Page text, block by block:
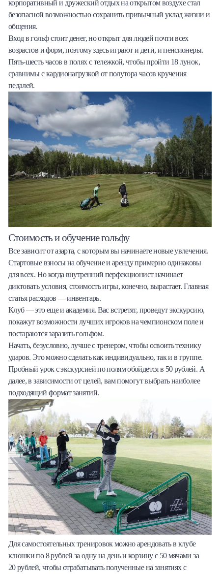
корпоративный и дружеский отдых на открытом воздухе стал
безопасной возможностью сохранить привычный уклад жизни и
общения.
Вход в гольф стоит денег, но открыт для людей почти всех
возрастов и форм, поэтому здесь играют и дети, и пенсионеры.
Пять-шесть часов в полях с тележкой, чтобы пройти 18 лунок,
сравнимы с кардионагрузкой от полутора часов кручения
педалей.
Стоимость и обучение гольфу
Все зависит от азарта, с которым вы начинаете новые увлечения.
Стартовые взносы на обучение и аренду примерно одинаковы
для всех. Но когда внутренний перфекционист начинает
диктовать условия, стоимость игры, конечно, вырастает. Главная
статья расходов — инвентарь.
Клуб — это еще и академия. Вас встретят, проведут экскурсию,
покажут возможности лучших игроков на чемпионском поле и
постараются заразить гольфом.
Начать, безусловно, лучше с тренером, чтобы освоить технику
ударов. Это можно сделать как индивидуально, так и в группе.
Пробный урок с экскурсией по полям обойдется в 50 рублей. А
далее, в зависимости от целей, вам помогут выбрать наиболее
подходящий формат занятий.
Для самостоятельных тренировок можно арендовать в клубе
клюшки по 8 рублей за одну на день и корзину с 50 мячами за
20 рублей, чтобы отрабатывать полученные на занятиях с